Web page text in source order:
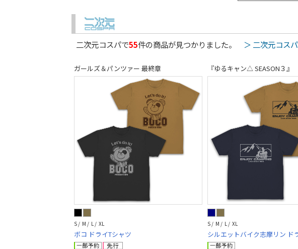
二次元コスパで55件の商品が見つかりました。 ＞ 二次元コス
ガールズ＆パンツァー 最終章
S / M / L / XL
ボコ ドライTシャツ
『ゆるキャン△ SEASON３』
S / M / L / XL
シルエットバイク志摩リン ド